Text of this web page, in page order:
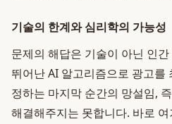
기술의 한계와 심리학의 가능성
문제의 해답은 기술이 아닌 인
뛰어난 AI 알고리즘으로 광고를
정하는 마지막 순간의 망설임,
해결해주지는 못합니다. 바로 여